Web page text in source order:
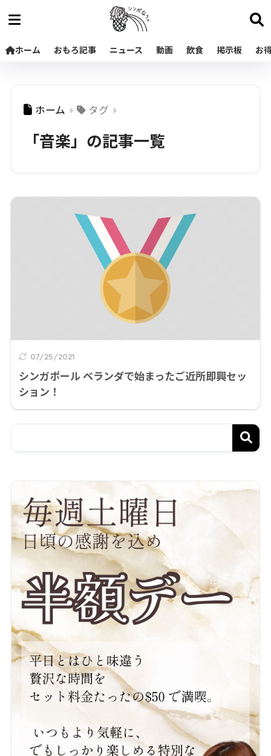
ホーム おもろ記事 ニュース 動画 飲食 掲示板 お
ホーム タグ
「音楽」の記事一覧
07/25/2021
シンガポール ベランダで始まったご近所即興セッ
ション！